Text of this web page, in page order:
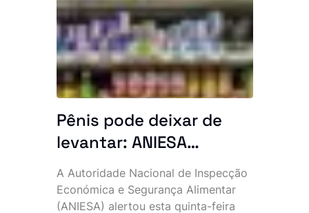
saúde do chefe de Estado, de 93
anos.
Pênis pode deixar de
levantar: ANIESA
desaconselha consumo
de Power Plus e Motu
Rouge após descoberta
A Autoridade Nacional de Inspecção
Económica e Segurança Alimentar
(ANIESA) alertou esta quinta-feira